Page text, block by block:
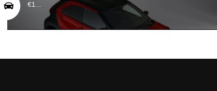
€1...